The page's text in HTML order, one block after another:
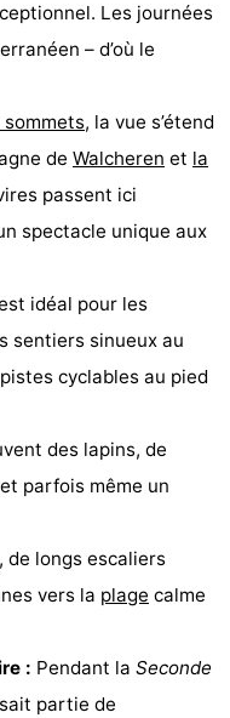
Les journées
– d’où le
sommets, la vue s’étend
de Walcheren et la
passent ici
spectacle unique aux
idéal pour les
sentiers sinueux au
cyclables au pied
des lapins, de
parfois même un
de longs escaliers
vers la plage calme
: Pendant la Seconde
partie de